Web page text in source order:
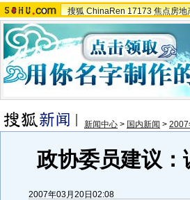
搜狐 ChinaRen 17173 焦点房地
新闻中心 > 国内新闻 > 2007
政协委员建议
2007年03月20日02:08